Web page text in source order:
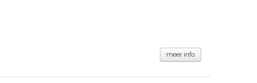
meer info